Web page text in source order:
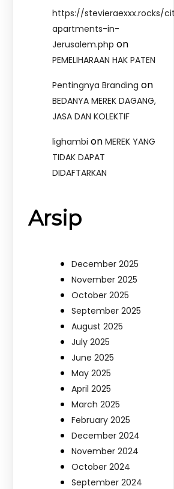
https://stevieraexxx.rocks/
apartments-in-
Jerusalem.php on
PEMELIHARAAN HAK PATEN
Pentingnya Branding on
BEDANYA MEREK DAGANG,
JASA DAN KOLEKTIF
lighambi onMEREK YANG
TIDAK DAPAT
DIDAFTARKAN
Arsip
December 2025
November 2025
October 2025
September 2025
August 2025
July 2025
June 2025
May 2025
April 2025
March 2025
February 2025
December 2024
November 2024
October 2024
September 2024